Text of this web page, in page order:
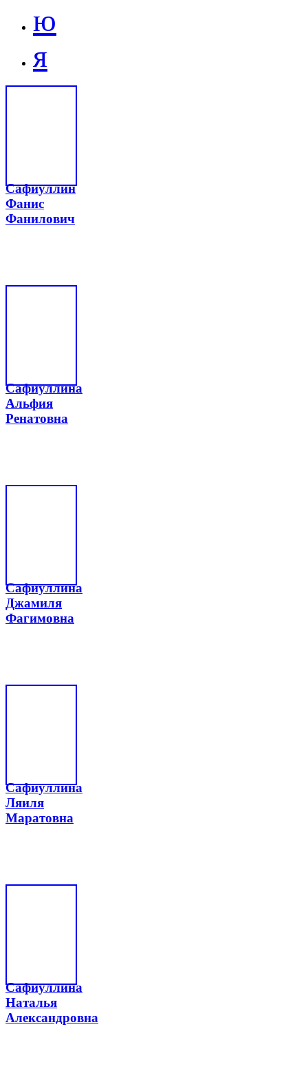
ю
я
Сафиуллин
Фанис
Фанилович
Сафиуллина
Альфия
Ренатовна
Сафиуллина
Джамиля
Фагимовна
Сафиуллина
Ляиля
Маратовна
Сафиуллина
Наталья
Александровна